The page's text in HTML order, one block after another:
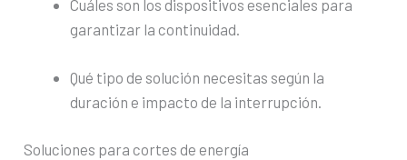
Cuáles son los dispositivos esenciales para
garantizar la continuidad.
Qué tipo de solución necesitas según la
duración e impacto de la interrupción.
Soluciones para cortes de energía